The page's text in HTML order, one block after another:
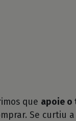
que apoie o
Se curtiu